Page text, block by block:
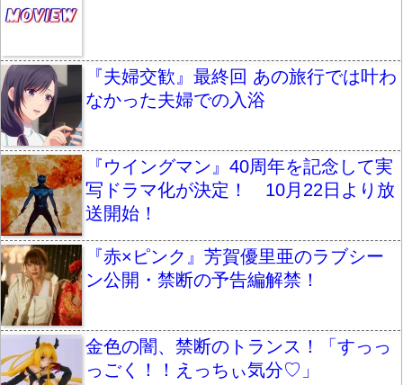
『夫婦交歓』最終回 あの旅行では叶わ
なかった夫婦での入浴
『ウイングマン』40周年を記念して実
写ドラマ化が決定！ 10月22日より放
送開始！
『赤×ピンク』芳賀優里亜のラブシー
ン公開・禁断の予告編解禁！
金色の闇、禁断のトランス！「すっっ
っごく！！えっちぃ気分♡」